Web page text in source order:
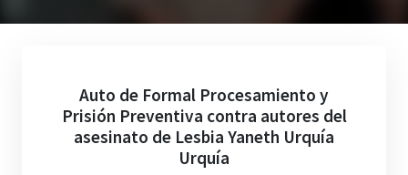
Auto de Formal Procesamiento y
Prisión Preventiva contra autores del
asesinato de Lesbia Yaneth Urquía
Urquía